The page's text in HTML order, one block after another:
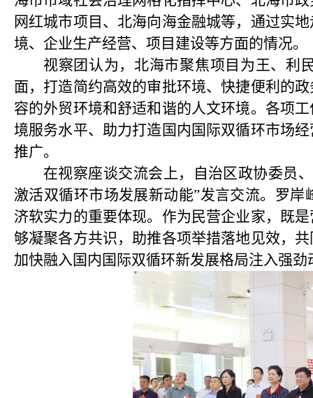
网红城市项目、北海向海金融城等，通过实
境、企业生产经营、项目建设等方面的情况。
视察团认为，北海市聚焦项目为王、利
面，打造简约高效的审批环境、快捷便利的
容的外贸环境和舒适和谐的人文环境。各项
境服务水平、助力打造国内国际双循环市场
推广。
在视察座谈交流会上，自治区政协委员
激活双循环市场发展新动能”发言交流。罗
济软实力的重要体现。作为民营企业家，既
够凝聚各方共识，助推各项举措落地见效，
加快融入国内国际双循环新发展格局注入强劲